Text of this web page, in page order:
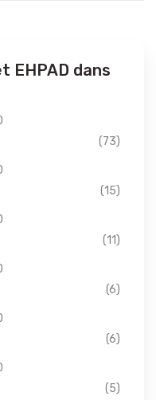
EHPAD dans
(73)
(15)
(11)
(6)
(6)
(5)